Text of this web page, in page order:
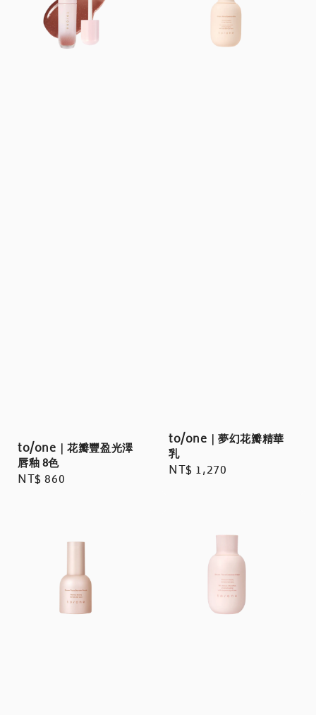
to/one｜花瓣豐盈光澤
唇釉 8色
Regular
NT$ 860
to/one｜夢幻花瓣精華
乳
Regular
NT$ 1,270